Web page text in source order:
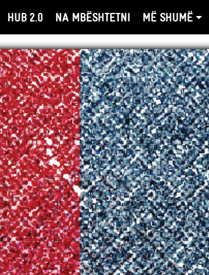
HUB 2.0 NA MBËSHTETNI MË SHUMË